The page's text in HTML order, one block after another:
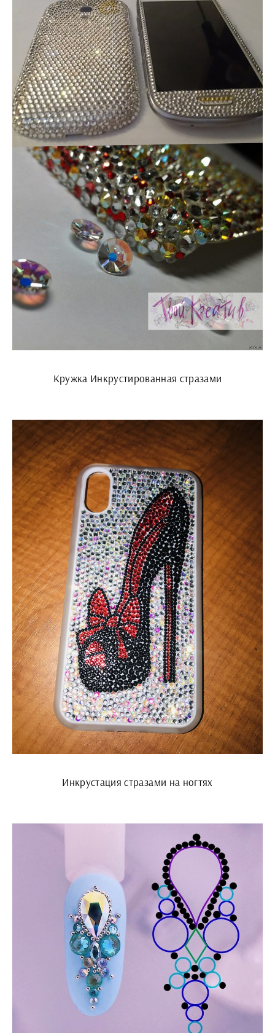
Кружка Инкрустированная стразами
Инкрустация стразами на ногтях